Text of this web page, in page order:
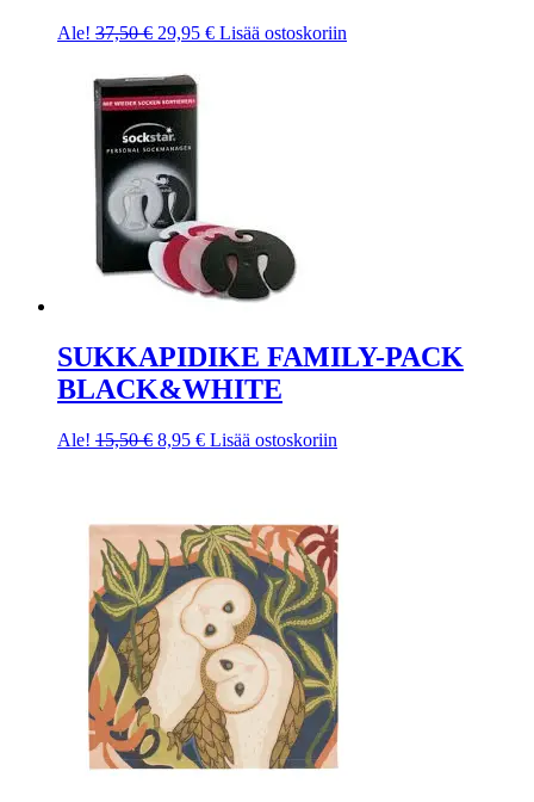
Ale! 37,50€ 29,95 € Lisää ostoskoriin
SUKKAPIDIKE FAMILY-PACK
BLACK&WHITE
Ale! 15,50€ 8,95 € Lisää ostoskoriin